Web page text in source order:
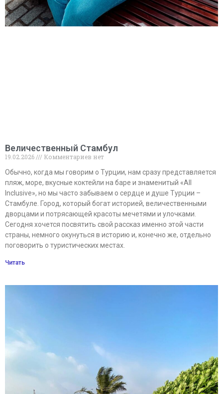
Величественный Стамбул
19.02.2026
Комментариев нет
Обычно, когда мы говорим о Турции, нам сразу представляется
пляж, море, вкусные коктейли на баре и знаменитый «All
Inclusive», но мы часто забываем о сердце и душе Турции –
Стамбуле. Город, который богат историей, величественными
дворцами и потрясающей красоты мечетями и улочками.
Сегодня хочется посвятить свой рассказ именно этой части
страны, немного окунуться в историю и, конечно же, отдельно
поговорить о туристических местах.
Читать